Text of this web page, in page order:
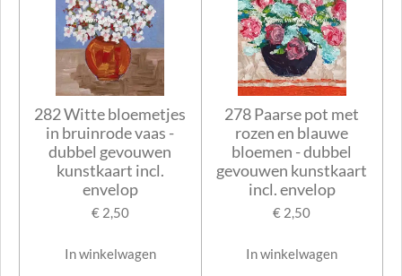
282 Witte bloemetjes
in bruinrode vaas -
dubbel gevouwen
kunstkaart incl.
envelop
€ 2,50
In winkelwagen
278 Paarse pot met
rozen en blauwe
bloemen - dubbel
gevouwen kunstkaart
incl. envelop
€ 2,50
In winkelwagen